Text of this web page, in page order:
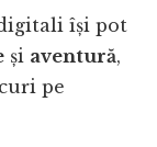
își pot
și aventură,
pe